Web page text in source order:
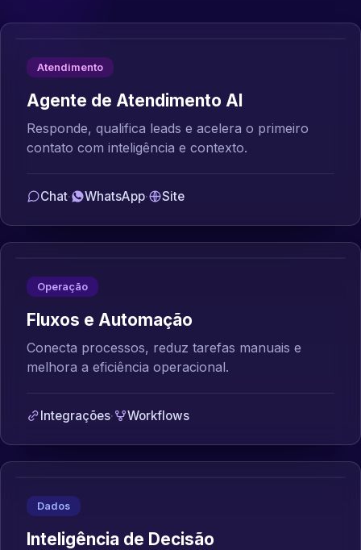
Atendimento
Agente de Atendimento AI
Responde, qualifica leads e acelera o primeiro
contato com inteligência e contexto.
Chat· WhatsApp· Site
Operação
Fluxos e Automação
Conecta processos, reduz tarefas manuais e
melhora a eficiência operacional.
Integrações· Workflows
Dados
Inteligência de Decisão